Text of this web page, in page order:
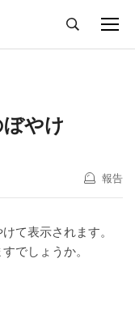
やけ
報告
て表示されます。
でしょうか。